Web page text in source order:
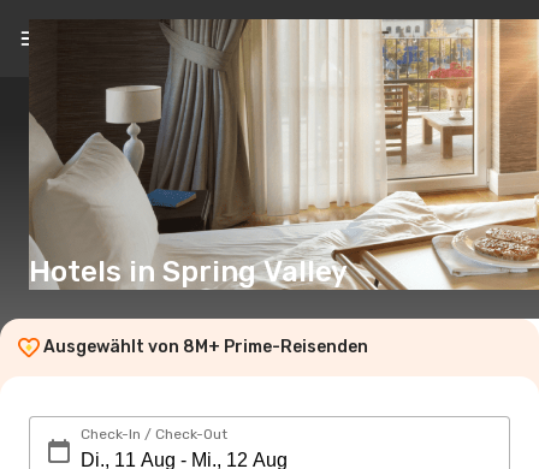
DE(€)
Hotels in Spring Valley
Ausgewählt von 8M+ Prime-Reisenden
Check-In / Check-Out